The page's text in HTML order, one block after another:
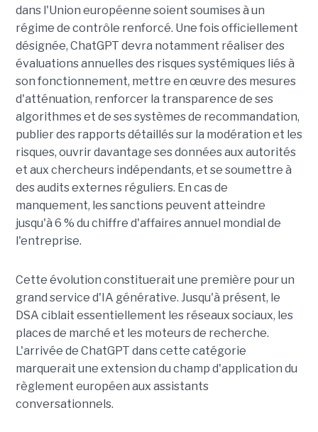
dans l'Union européenne soient soumises à un
régime de contrôle renforcé. Une fois officiellement
désignée, ChatGPT devra notamment réaliser des
évaluations annuelles des risques systémiques liés à
son fonctionnement, mettre en œuvre des mesures
d'atténuation, renforcer la transparence de ses
algorithmes et de ses systèmes de recommandation,
publier des rapports détaillés sur la modération et les
risques, ouvrir davantage ses données aux autorités
et aux chercheurs indépendants, et se soumettre à
des audits externes réguliers. En cas de
manquement, les sanctions peuvent atteindre
jusqu'à 6 % du chiffre d'affaires annuel mondial de
l'entreprise.
Cette évolution constituerait une première pour un
grand service d'IA générative. Jusqu'à présent, le
DSA ciblait essentiellement les réseaux sociaux, les
places de marché et les moteurs de recherche.
L'arrivée de ChatGPT dans cette catégorie
marquerait une extension du champ d'application du
règlement européen aux assistants
conversationnels.